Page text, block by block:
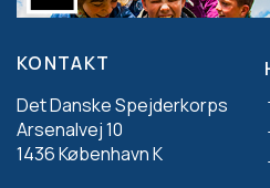
KONTAKT
Det Danske Spejderkorps
Arsenalvej 10
1436 København K
Footer